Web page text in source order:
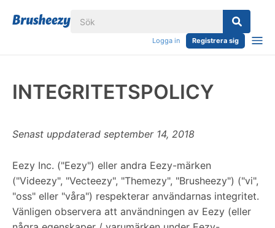
Logga in Registrera sig
INTEGRITETSPOLICY
Senast uppdaterad september 14, 2018
Eezy Inc. ("Eezy") eller andra Eezy-märken
("Videezy", "Vecteezy", "Themezy", "Brusheezy") ("vi",
"oss" eller "våra") respekterar användarnas integritet.
Vänligen observera att användningen av Eezy (eller